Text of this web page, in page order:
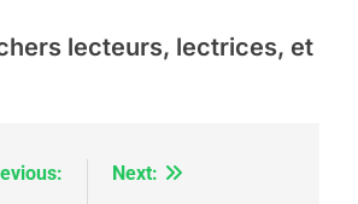
lecteurs, lectrices, et
Next: